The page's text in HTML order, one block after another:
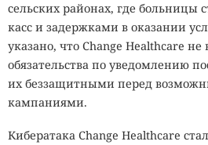
сельских районах, где больницы
касс и задержками в оказании
указано, что Change Healthcare
обязательства по уведомлению
их беззащитными перед
кампаниями.
Кибератака Change Healthcare